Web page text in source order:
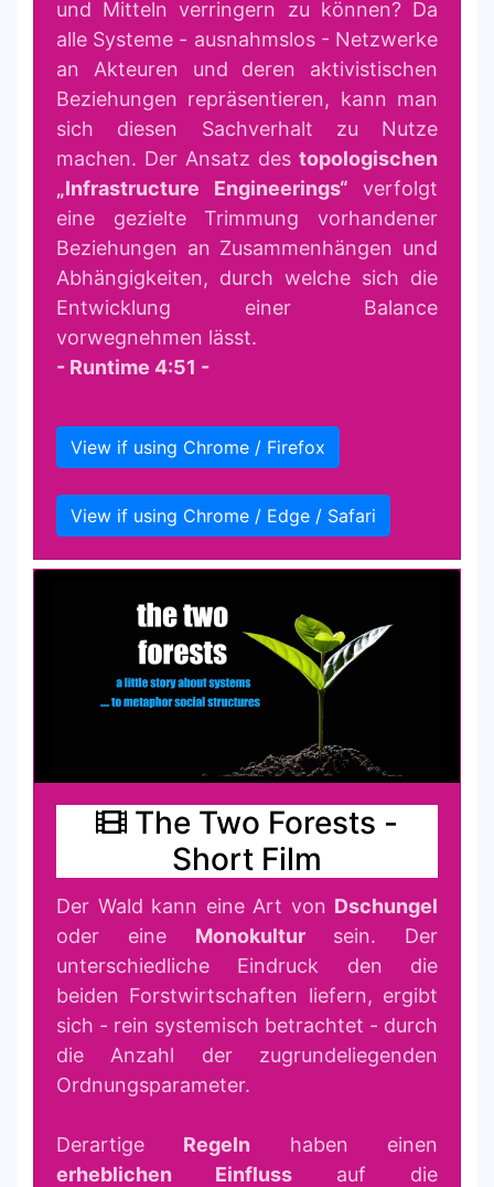
und Mitteln verringern zu können? Da
alle Systeme - ausnahmslos - Netzwerke
an Akteuren und deren aktivistischen
Beziehungen repräsentieren, kann man
sich diesen Sachverhalt zu Nutze
machen. Der Ansatz des topologischen
„Infrastructure Engineerings“ verfolgt
eine gezielte Trimmung vorhandener
Beziehungen an Zusammenhängen und
Abhängigkeiten, durch welche sich die
Entwicklung einer Balance
vorwegnehmen lässt.
- Runtime 4:51 -
View if using Chrome / Firefox
View if using Chrome / Edge / Safari
The Two Forests -
Short Film
Der Wald kann eine Art von Dschungel
oder eine Monokultursein. Der
unterschiedliche Eindruck den die
beiden Forstwirtschaften liefern, ergibt
sich - rein systemisch betrachtet - durch
die Anzahl der zugrundeliegenden
Ordnungsparameter.
Derartige Regeln haben einen
erheblichen Einfluss auf die